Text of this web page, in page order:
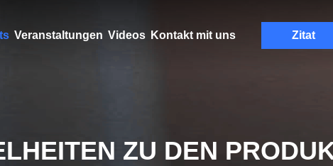
Veranstaltungen Videos Kontakt mit uns Zitat
ZU DEN